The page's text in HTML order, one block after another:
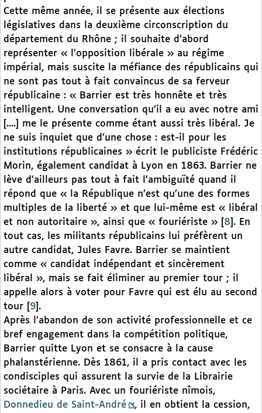
Cette même année, il se présente aux élections
législatives dans la deuxième circonscription du
département du Rhône ; il souhaite d’abord
représenter « l’opposition libérale » au régime
impérial, mais suscite la méfiance des républicains qui
ne sont pas tout à fait convaincus de sa ferveur
républicaine : « Barrier est très honnête et très
intelligent. Une conversation qu’il a eu avec notre ami
[....] me le présente comme étant aussi très libéral. Je
ne suis inquiet que d’une chose : est-il pour les
institutions républicaines » écrit le publiciste Frédéric
Morin, également candidat à Lyon en 1863. Barrier ne
lève d’ailleurs pas tout à fait l’ambiguïté quand il
répond que « la République n’est qu’une des formes
multiples de la liberté » et que lui-même est « libéral
et non autoritaire », ainsi que « fouriériste »
8 . En
tout cas, les militants républicains lui préfèrent un
autre candidat, Jules Favre. Barrier se maintient
comme « candidat indépendant et sincèrement
libéral », mais se fait éliminer au premier tour ; il
appelle alors à voter pour Favre qui est élu au second
tour
9 .
Après l’abandon de son activité professionnelle et ce
bref engagement dans la compétition politique,
Barrier quitte Lyon et se consacre à la cause
phalanstérienne. Dès 1861, il a pris contact avec les
condisciples qui assurent la survie de la Librairie
sociétaire à Paris. Avec un fouriériste nîmois,
Donnedieu de Saint-André
, il en obtient la cession,